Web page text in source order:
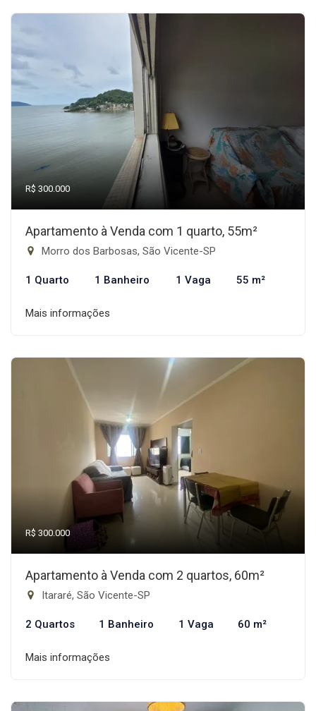
R$ 300.000
Apartamento à Venda com 1 quarto, 55m²
Morro dos Barbosas, São Vicente-SP
1 Quarto 1 Banheiro 1 Vaga 55 m²
Mais informações
R$ 300.000
Apartamento à Venda com 2 quartos, 60m²
Itararé, São Vicente-SP
2 Quartos 1 Banheiro 1 Vaga 60 m²
Mais informações